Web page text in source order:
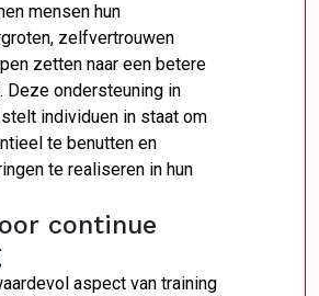
mensen hun
zelfvertrouwen
zetten naar een betere
Deze ondersteuning in
individuen in staat om
te benutten en
te realiseren in hun
continue
aspect van training